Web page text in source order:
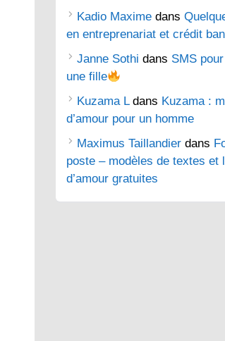
Kadio Maxime dans
en entreprenariat et crédit
Janne Sothi dans SMS
une fille
Kuzama Ldans Kuzama :
d’amour pour un homme
Maximus Taillandier dans
poste – modèles de textes et
d’amour gratuites